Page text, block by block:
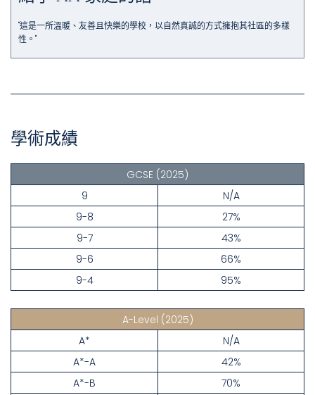
"這是一所溫暖、友善且快樂的學校，以自然真誠的方式擁抱其社區的多樣
性。"
學術成績
GCSE (2025)
9
N/A
9-8
27%
9-7
43%
9-6
66%
9-4
95%
A-Level (2025)
A*
N/A
A*-A
42%
A*-B
70%